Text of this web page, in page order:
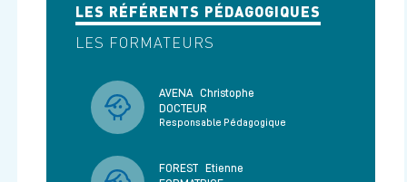
LES RÉFÉRENTS PÉDAGOGIQUES
LES FORMATEURS
AVENA
Christophe
DOCTEUR
Responsable Pédagogique
FOREST
Etienne